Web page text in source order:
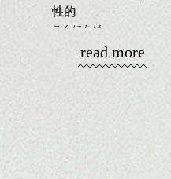
お待ちしております
性的
こんにちは。
春に向けて！
read more